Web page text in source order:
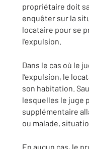
propriétaire doit
enquêter sur la
locataire pour se
l’expulsion.
Dans le cas où le
l’expulsion, le
son habitation.
lesquelles le juge
supplémentaire
ou malade,
En aucun cas, le